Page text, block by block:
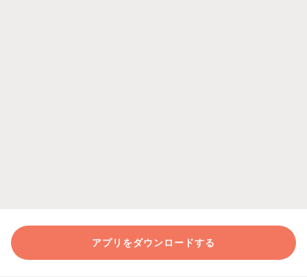
アプリをダウンロードする